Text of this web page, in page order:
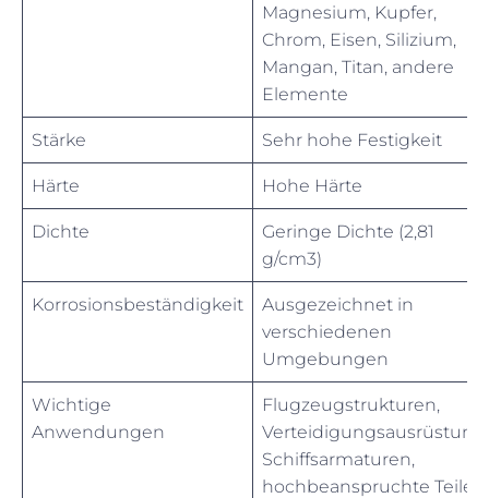
Magnesium, Kupfer,
Chrom, Eisen, Silizium,
Mangan, Titan, andere
Elemente
Stärke Sehr hohe Festigkeit
Härte Hohe Härte
Dichte
Geringe Dichte (2,81
g/cm3)
Korrosionsbeständigkeit
Ausgezeichnet in
verschiedenen
Umgebungen
Wichtige
Anwendungen
Flugzeugstrukturen,
Verteidigungsausrüstung,
Schiffsarmaturen,
hochbeanspruchte Teile